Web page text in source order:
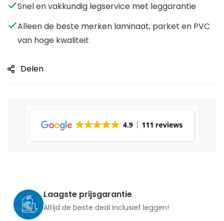
Snel en vakkundig legservice met leggarantie
Alleen de beste merken laminaat, parket en PVC
van hoge kwaliteit
Delen
Laagste prijsgarantie
Altijd de beste deal inclusief leggen!